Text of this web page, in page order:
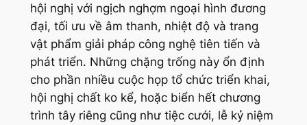
hội nghị với ngịch nghợm ngoại hình đương
đại, tối ưu về âm thanh, nhiệt độ và trang
vật phẩm giải pháp công nghệ tiên tiến và
phát triển. Những chặng trống này ổn định
cho phần nhiều cuộc họp tổ chức triển khai,
hội nghị chất ko kể, hoặc biển hết chương
trình tây riêng cũng như tiệc cưới, lễ kỷ niệm